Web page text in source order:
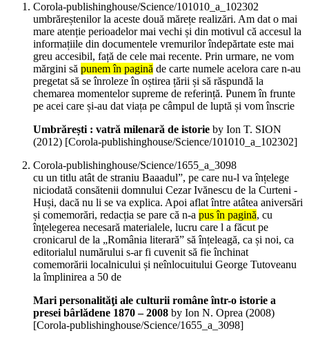
Corola-publishinghouse/Science/101010_a_102302
umbrăreștenilor la aceste două mărețe realizări. Am dat o mai
mare atenție perioadelor mai vechi și din motivul că accesul la
informațiile din documentele vremurilor îndepărtate este mai
greu accesibil, față de cele mai recente. Prin urmare, ne vom
mărgini să punem în pagină de carte numele acelora care n-au
pregetat să se înroleze în oștirea țării și să răspundă la
chemarea momentelor supreme de referință. Punem în frunte
pe acei care și-au dat viața pe câmpul de luptă și vom înscrie
Umbrărești : vatră milenară de istorie by Ion T. SION
(2012) [Corola-publishinghouse/Science/101010_a_102302]
Corola-publishinghouse/Science/1655_a_3098
cu un titlu atât de straniu Baaadul”, pe care nu-l va înțelege
niciodată consătenii domnului Cezar Ivănescu de la Curteni -
Huși, dacă nu li se va explica. Apoi aflat între atâtea aniversări
și comemorări, redacția se pare că n-a pus în pagină, cu
înțelegerea necesară materialele, lucru care l a făcut pe
cronicarul de la „România literară” să înțeleagă, ca și noi, ca
editorialul numărului s-ar fi cuvenit să fie închinat
comemorării localnicului și neînlocuitului George Tutoveanu
la împlinirea a 50 de
Mari personalităţi ale culturii române într-o istorie a
presei bârlădene 1870 – 2008 by Ion N. Oprea (2008)
[Corola-publishinghouse/Science/1655_a_3098]